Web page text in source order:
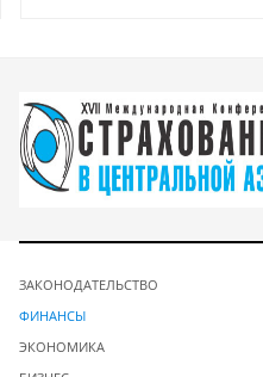
ЗАКОНОДАТЕЛЬСТВО
ФИНАНСЫ
ЭКОНОМИКА